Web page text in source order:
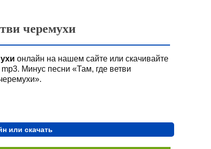
черемухи
онлайн на нашем сайте или скачивайте
Минус песни «Там, где ветви
или скачать